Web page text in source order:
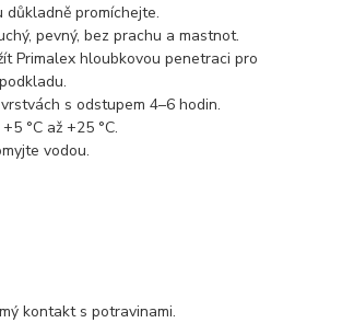
důkladně promíchejte.
pevný, bez prachu a mastnot.
Primalex hloubkovou penetraci pro
s odstupem 4–6 hodin.
°C až +25 °C.
vodou.
kontakt s potravinami.